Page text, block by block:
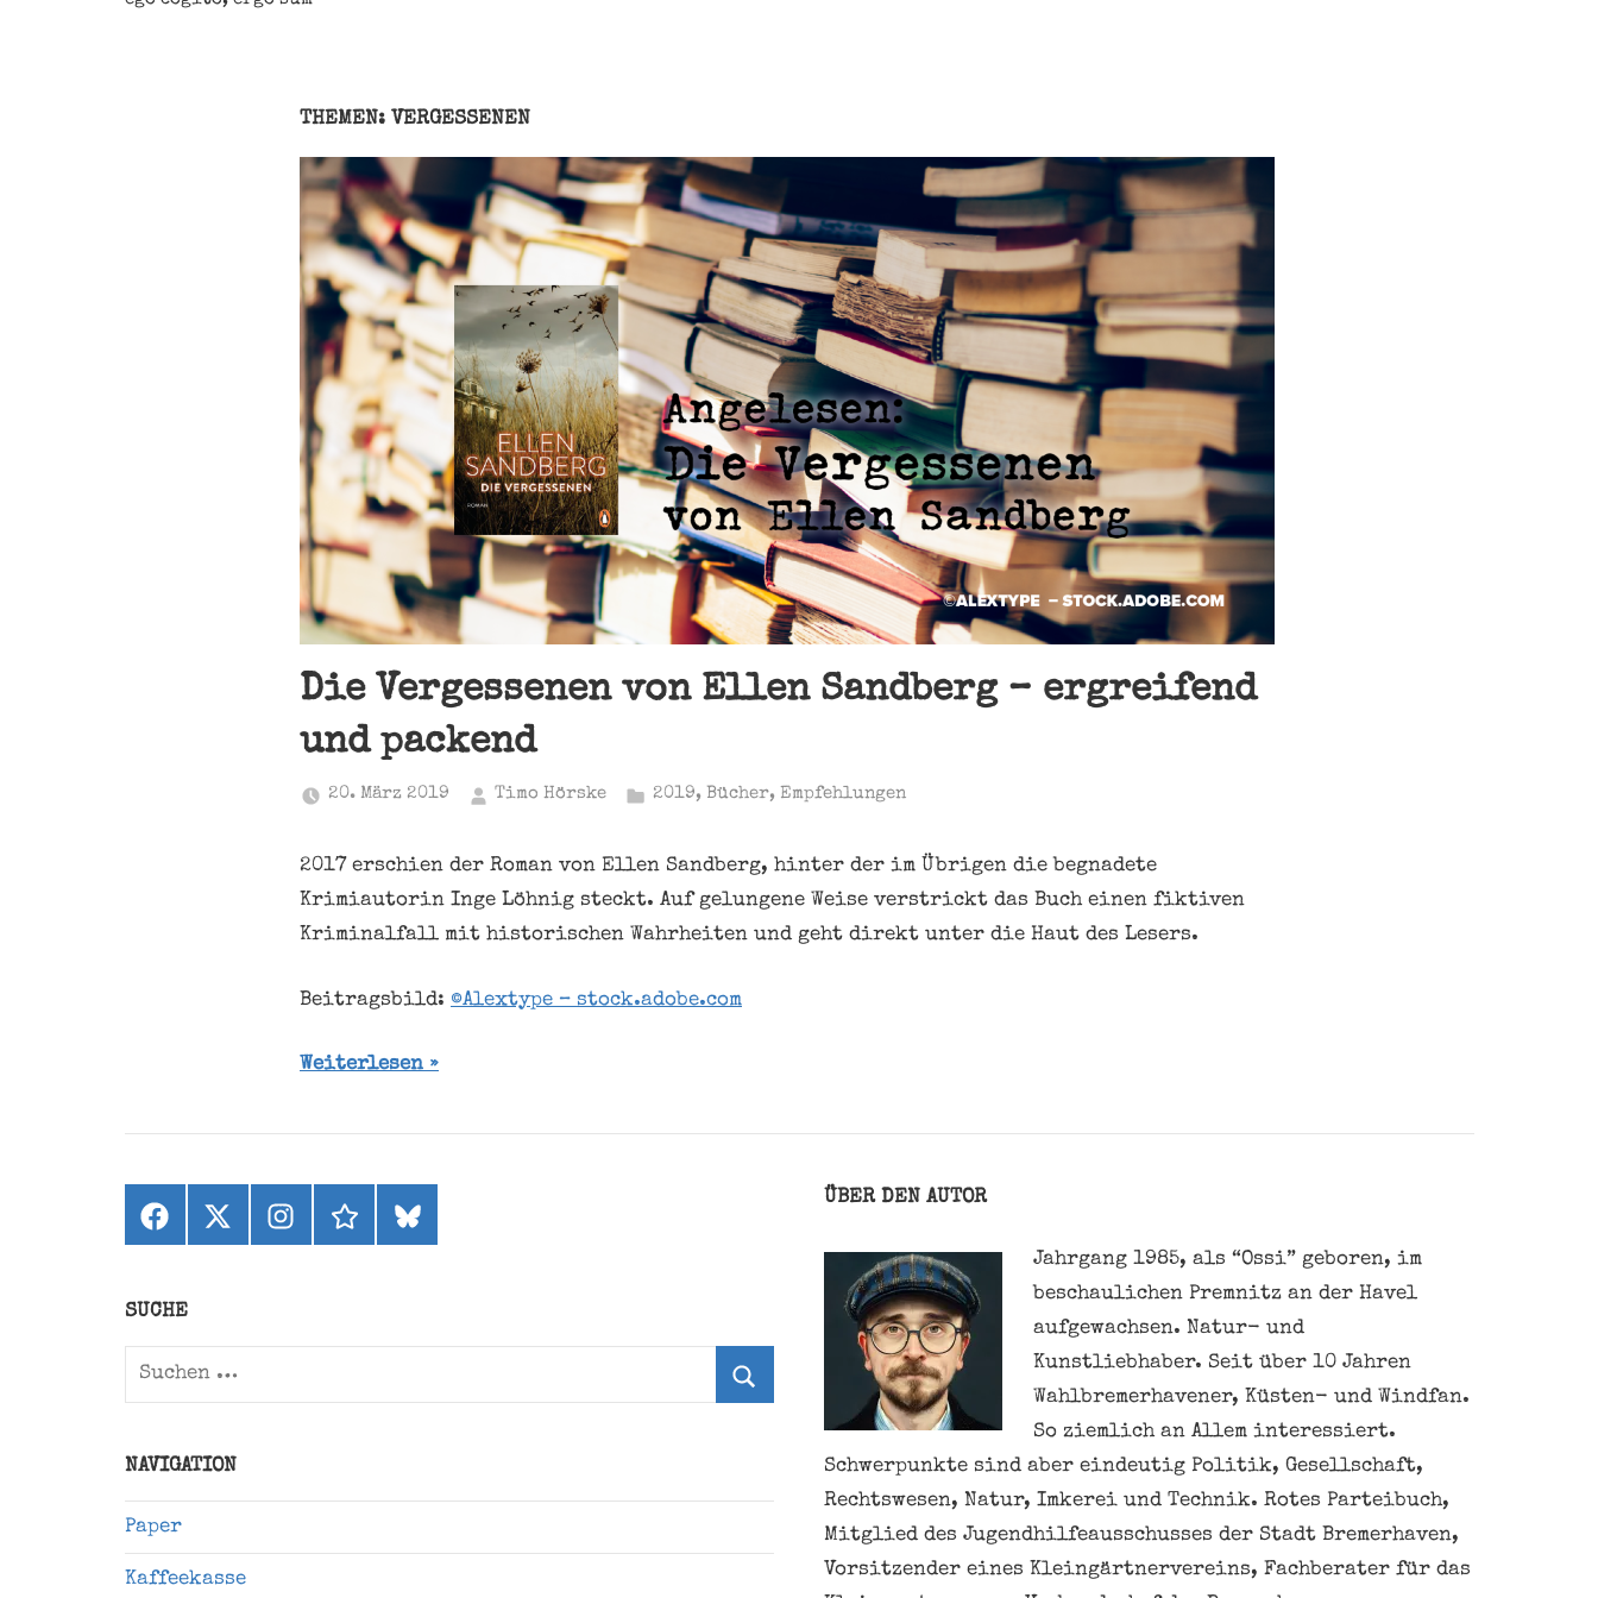
THEMEN: VERGESSENEN
Die Vergessenen von Ellen Sandberg – ergreifend
und packend
20. März 2019 Timo Hörske 2019, Bücher, Empfehlungen
2017 erschien der Roman von Ellen Sandberg, hinter der im Übrigen die begnadete
Krimiautorin Inge Löhnig steckt. Auf gelungene Weise verstrickt das Buch einen fiktiven
Kriminalfall mit historischen Wahrheiten und geht direkt unter die Haut des Lesers.
Beitragsbild: ©Alextype – stock.adobe.com
Weiterlesen
Facebook
X
(ehemals
Instagramthreadsbluesky
SUCHE
Suchen
NAVIGATION
Paper
Kaffeekasse
ÜBER DEN AUTOR
Jahrgang 1985, als “Ossi” geboren, im
beschaulichen Premnitz an der Havel
aufgewachsen. Natur- und
Kunstliebhaber. Seit über 10 Jahren
Wahlbremerhavener, Küsten- und Windfan.
So ziemlich an Allem interessiert.
Schwerpunkte sind aber eindeutig Politik, Gesellschaft,
Rechtswesen, Natur, Imkerei und Technik. Rotes Parteibuch,
Mitglied des Jugendhilfeausschusses der Stadt Bremerhaven,
Vorsitzender eines Kleingärtnervereins, Fachberater für das